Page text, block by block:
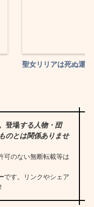
聖女リリアは死ぬ運
登場する人物・団
のとは関係ありませ
可のない無断転載等は
です。リンクやシェア